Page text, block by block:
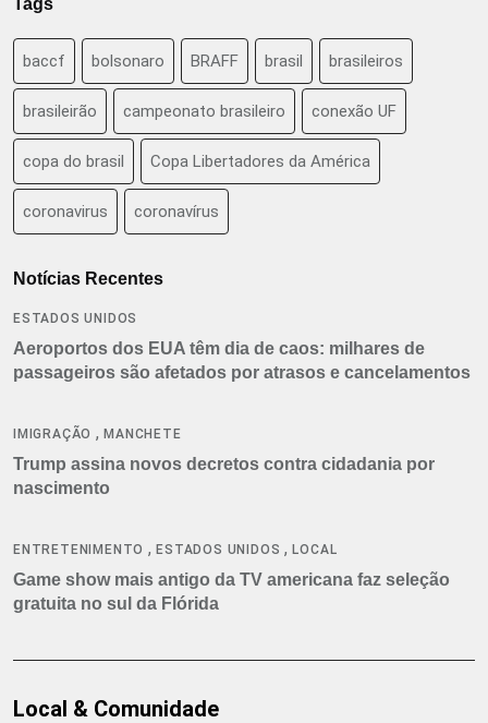
baccf bolsonaro BRAFF brasil brasileiros
brasileirão campeonato brasileiro conexão UF
copa do brasil Copa Libertadores da América
coronavirus coronavírus
Notícias Recentes
ESTADOS UNIDOS
Aeroportos dos EUA têm dia de caos: milhares de
passageiros são afetados por atrasos e cancelamentos
IMIGRAÇÃO ,MANCHETE
Trump assina novos decretos contra cidadania por
nascimento
ENTRETENIMENTO ,ESTADOS UNIDOS ,LOCAL
Game show mais antigo da TV americana faz seleção
gratuita no sul da Flórida
Local & Comunidade